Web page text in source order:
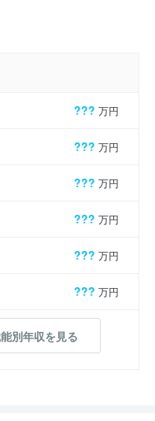
??? 万円
??? 万円
??? 万円
??? 万円
??? 万円
??? 万円
別年収を見る